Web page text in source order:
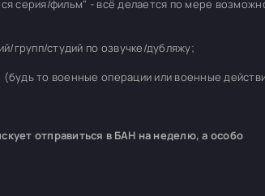
серия/фильм" - всё делается по мере
групп/студий по озвучке/дубляжу;
(будь то военные операции или военные
отправиться в БАН на неделю, а особо